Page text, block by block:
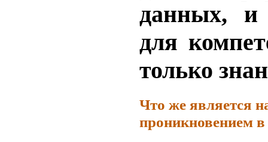
данных, и
для
только
Что же является
проникновением в